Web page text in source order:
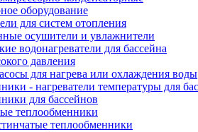
оборудование
для систем отопления
осушители и увлажнители
водонагреватели для бассейна
давления
для нагрева или охлаждения воды
- нагреватели температуры для
для бассейнов
теплообменники
теплообменники